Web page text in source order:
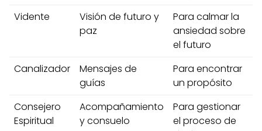
Vidente
Visión de futuro y
paz
Para calmar la
ansiedad sobre
el futuro
Canalizador
Mensajes de
guías
Para encontrar
un propósito
Consejero
Espiritual
Acompañamiento
y consuelo
Para gestionar
el proceso de